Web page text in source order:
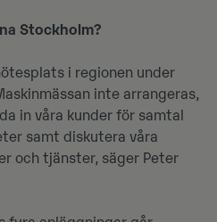
Stockholm?
i regionen under
inte arrangeras,
in våra kunder för samtal
samt diskutera våra
och tjänster, säger Peter